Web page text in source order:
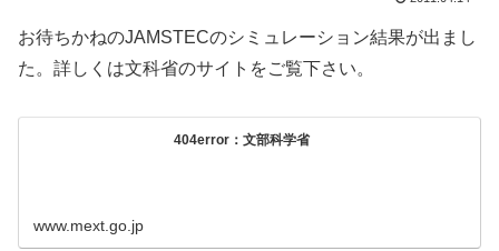
お待ちかねのJAMSTECのシミュレーション結果が出まし
た。詳しくは文科省のサイトをご覧下さい。
404error：文部科学省
www.mext.go.jp